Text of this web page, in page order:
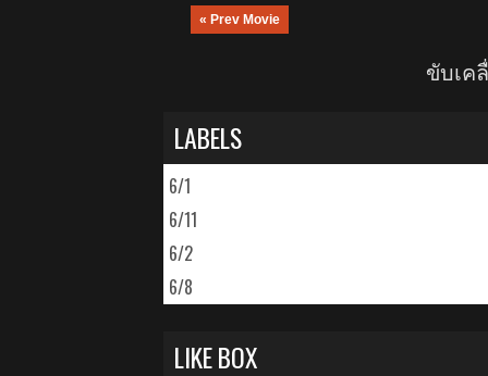
« Prev Movie
ขับเค
LABELS
6/1
6/11
6/2
6/8
LIKE BOX